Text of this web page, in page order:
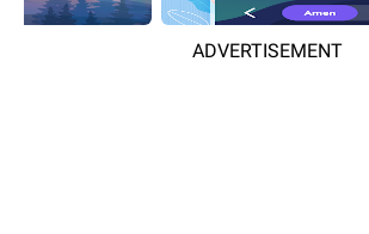
ADVERTISEMENT